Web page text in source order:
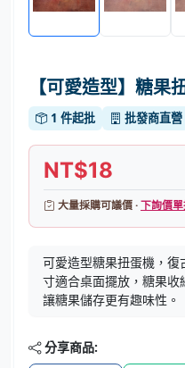
【可愛造型】糖果
1 件起批 批發商直營
NT$18
大量採購可議價 ·下詢價
可愛造型糖果扭蛋機，復
寸適合桌面擺放，糖果
讓糖果儲存更有趣味性。
分享商品: